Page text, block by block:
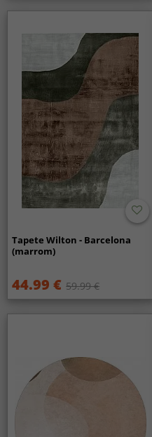
Tapete Wilton - Barcelona
(marrom)
44.99 € 59.99 €